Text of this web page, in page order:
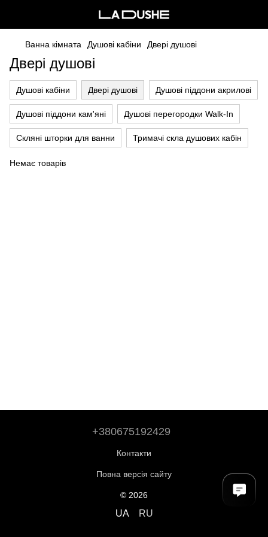
Ванна кімната Душові кабіни Двері душові
Двері душові
Душові кабіни Двері душові Душові піддони акрилові
Душові піддони кам'яні Душові перегородки Walk-In
Скляні шторки для ванни Тримачі скла душових кабін
Немає товарів
+380675192429
Контакти
Повна версія сайту
© 2026
UA RU